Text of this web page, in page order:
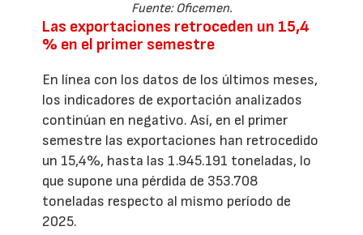
Fuente: Oficemen.
Las exportaciones retroceden un 15,4
% en el primer semestre
En línea con los datos de los últimos meses,
los indicadores de exportación analizados
continúan en negativo. Así, en el primer
semestre las exportaciones han retrocedido
un 15,4%, hasta las 1.945.191 toneladas, lo
que supone una pérdida de 353.708
toneladas respecto al mismo período de
2025.